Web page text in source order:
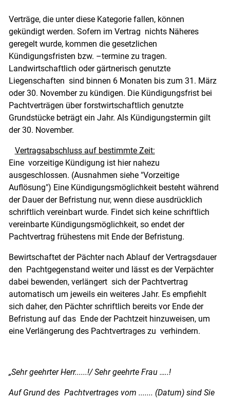
Skip to main content
Verträge, die unter diese Kategorie fallen, können
gekündigt werden. Sofern im Vertrag nichts Näheres
geregelt wurde, kommen die gesetzlichen
Kündigungsfristen bzw. –termine zu tragen.
Landwirtschaftlich oder gärtnerisch genutzte
Liegenschaften sind binnen 6 Monaten bis zum 31. März
oder 30. November zu kündigen. Die Kündigungsfrist bei
Pachtverträgen über forstwirtschaftlich genutzte
Grundstücke beträgt ein Jahr. Als Kündigungstermin gilt
der 30. November.
Vertragsabschluss auf bestimmte Zeit:
Eine vorzeitige Kündigung ist hier nahezu
ausgeschlossen. (Ausnahmen siehe "Vorzeitige
Auflösung") Eine Kündigungsmöglichkeit besteht während
der Dauer der Befristung nur, wenn diese ausdrücklich
schriftlich vereinbart wurde. Findet sich keine schriftlich
vereinbarte Kündigungsmöglichkeit, so endet der
Pachtvertrag frühestens mit Ende der Befristung.
Bewirtschaftet der Pächter nach Ablauf der Vertragsdauer
den Pachtgegenstand weiter und lässt es der Verpächter
dabei bewenden, verlängert sich der Pachtvertrag
automatisch um jeweils ein weiteres Jahr. Es empfiehlt
sich daher, den Pächter schriftlich bereits vor Ende der
Befristung auf das Ende der Pachtzeit hinzuweisen, um
eine Verlängerung des Pachtvertrages zu verhindern.
„Sehr geehrter Herr......!/ Sehr geehrte Frau …..!
Auf Grund des Pachtvertrages vom ....... (Datum) sind Sie